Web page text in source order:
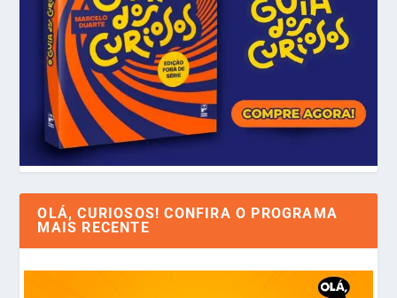
OLÁ, CURIOSOS! CONFIRA O PROGRAMA
MAIS RECENTE